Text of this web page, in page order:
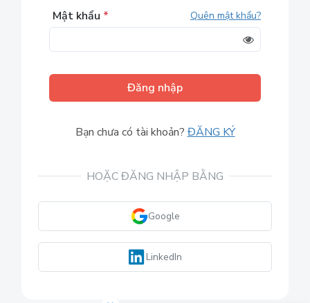
Mật khẩu * Quên mật khẩu?
Đăng nhập
Bạn chưa có tài khoản? ĐĂNG KÝ
HOẶC ĐĂNG NHẬP BẰNG
Google
LinkedIn